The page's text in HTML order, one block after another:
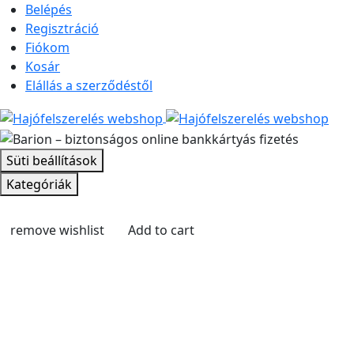
Belépés
Regisztráció
Fiókom
Kosár
Elállás a szerződéstől
Süti beállítások
Kategóriák
remove wishlist Add to cart